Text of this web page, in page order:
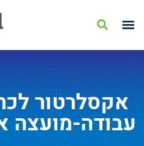
אקסלרטור
עבודה-מועצה